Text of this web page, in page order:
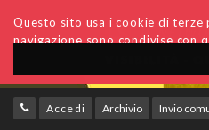
Questo sito usa i cookie di
navigazione sono condivise con
Accedi Archivio Invio